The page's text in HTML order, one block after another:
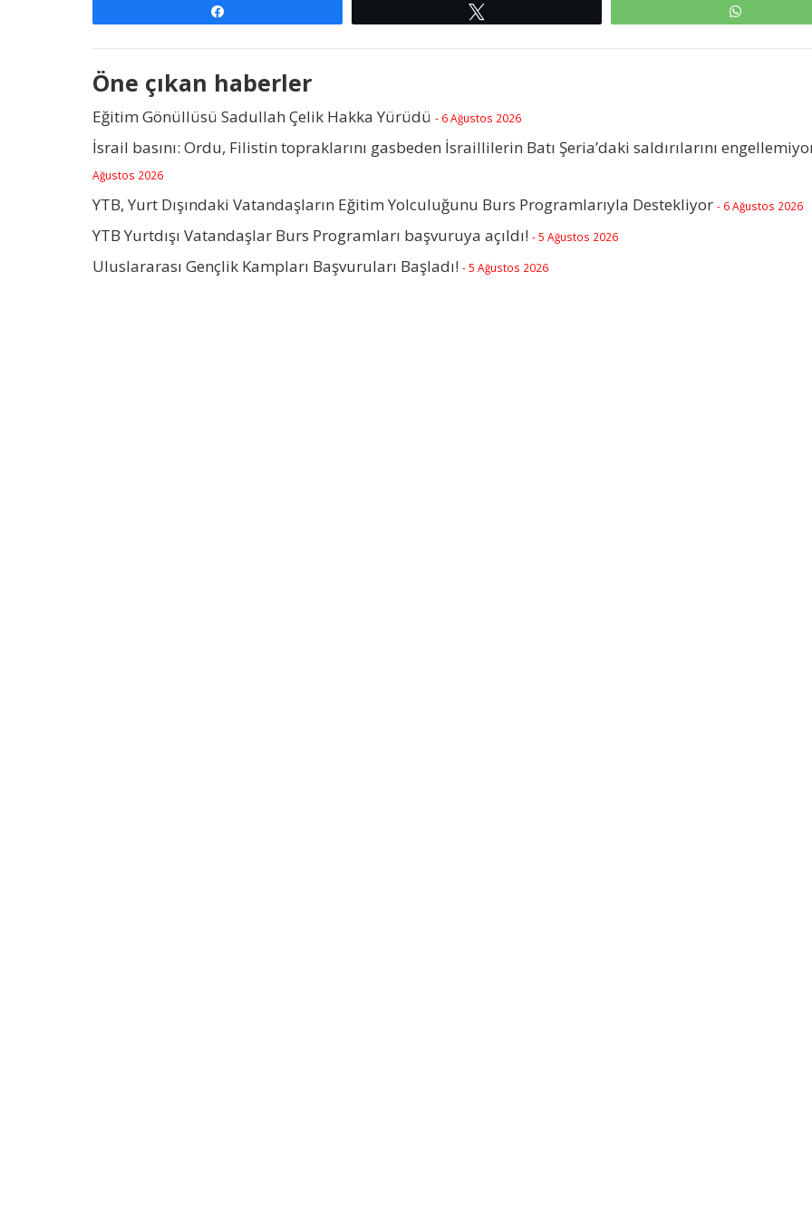
Öne çıkan haberler
Eğitim Gönüllüsü Sadullah Çelik Hakka Yürüdü - 6 Ağustos 2026
İsrail basını: Ordu, Filistin topraklarını gasbeden İsraillilerin Batı Şeria’daki saldırılarını
Ağustos 2026
YTB, Yurt Dışındaki Vatandaşların Eğitim Yolculuğunu Burs Programlarıyla Destekliyor - 6 Ağustos 2026
YTB Yurtdışı Vatandaşlar Burs Programları başvuruya açıldı! - 5 Ağustos 2026
Uluslararası Gençlik Kampları Başvuruları Başladı! - 5 Ağustos 2026